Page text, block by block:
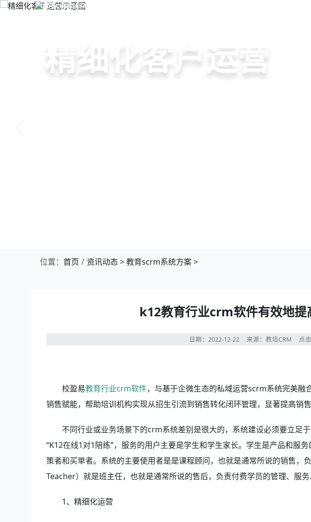
教培行业CRM
智能销售漏斗
精细化客户运营
私域招生与裂变
位置： 首页 资讯动态>教育scrm系统方案>
k12教育行业crm软件有效地提
日期：2022-12-22来源：教培CRM 点击
校盈易教育行业crm软件，与基于企微生态的私域运营scrm系统完美融
销售赋能，帮助培训机构实现从招生引流到销售转化闭环管理，显著提高销售
不同行业或业务场景下的crm系统差别是很大的，系统建设必须要立足
“K12在线1对1陪练”，服务的用户主要是学生和学生家长。学生是产品和服
策者和买单者。系统的主要使用者是是课程顾问，也就是通常所说的销售，
Teacher）就是班主任，也就是通常所说的售后，负责付费学员的管理、服务
1、精细化运营